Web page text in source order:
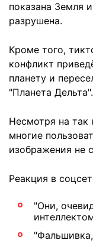
показана Земля
разрушена.
Кроме того,
конфликт
планету и
"Планета Дельта".
Несмотря на так
многие
изображения не
Реакция в
"Они,